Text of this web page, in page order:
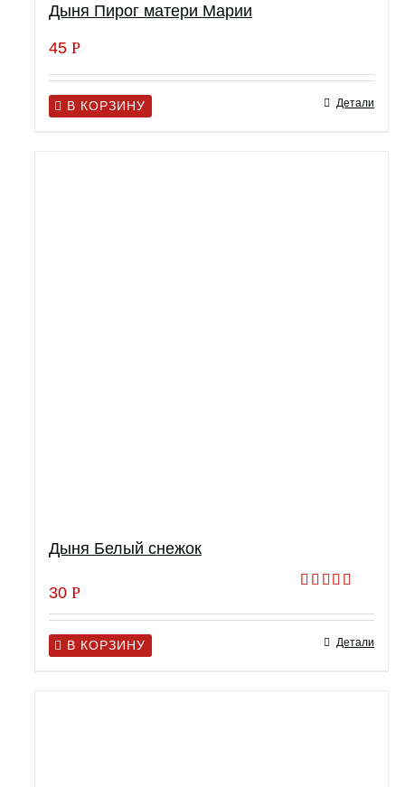
Дыня Пирог матери Марии
45 Р
В КОРЗИНУ Детали
Дыня Белый снежок
4.00из 5
30 Р
В КОРЗИНУ Детали